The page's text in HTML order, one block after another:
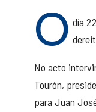
O día
No acto
Tourón,
para Juan